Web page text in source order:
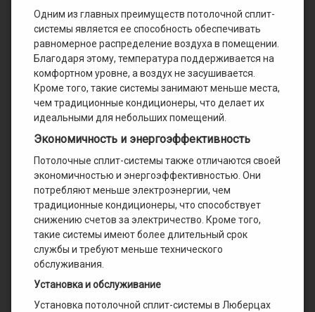
Одним из главных преимуществ потолочной сплит-
системы является ее способность обеспечивать
равномерное распределение воздуха в помещении.
Благодаря этому, температура поддерживается на
комфортном уровне, а воздух не засушивается.
Кроме того, такие системы занимают меньше места,
чем традиционные кондиционеры, что делает их
идеальными для небольших помещений.
Экономичность и энергоэффективность
Потолочные сплит-системы также отличаются своей
экономичностью и энергоэффективностью. Они
потребляют меньше электроэнергии, чем
традиционные кондиционеры, что способствует
снижению счетов за электричество. Кроме того,
такие системы имеют более длительный срок
службы и требуют меньше технического
обслуживания.
Установка и обслуживание
Установка потолочной сплит-системы в Люберцах